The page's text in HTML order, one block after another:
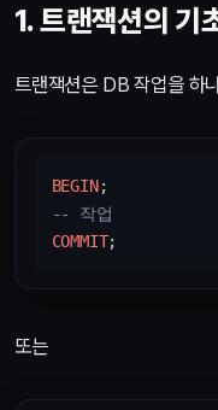
1. 트랜잭션의 기
트랜잭션은 DB 작업을 하
BEGIN
-- 작업
COMMIT
또는